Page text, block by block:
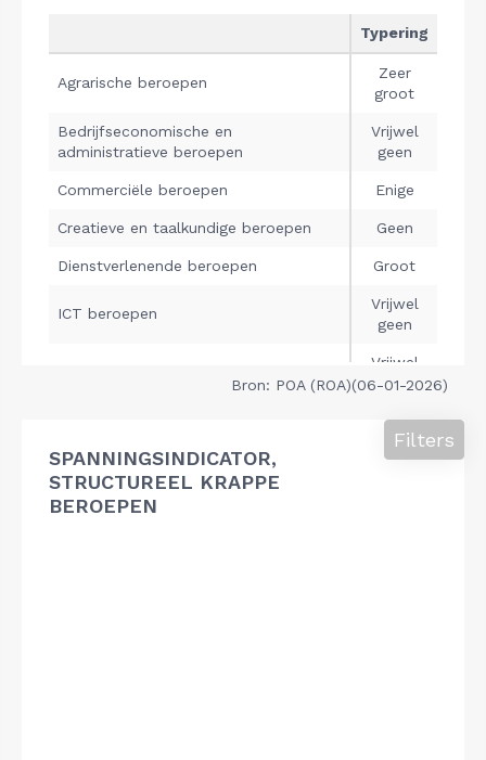
Bron: POA (ROA)(06-01-2026)
SPANNINGSINDICATOR,
STRUCTUREEL KRAPPE
BEROEPEN
Filters